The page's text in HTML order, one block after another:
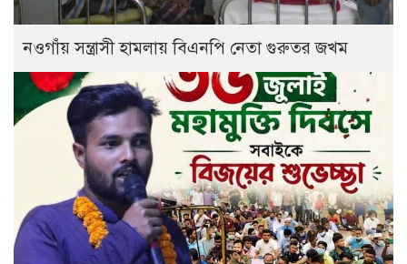
নওগাঁয় সন্ত্রাসী হামলায় বিএনপি নেতা গুরুতর জখম